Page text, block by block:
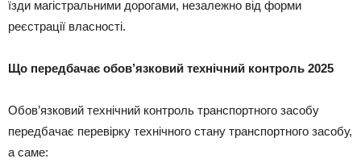
їзди магістральними дорогами, незалежно від форми
реєстрації власності.
Що передбачає обов’язковий технічний контроль 2025
Обов’язковий технічний контроль транспортного засобу
передбачає перевірку технічного стану транспортного засобу,
а саме: